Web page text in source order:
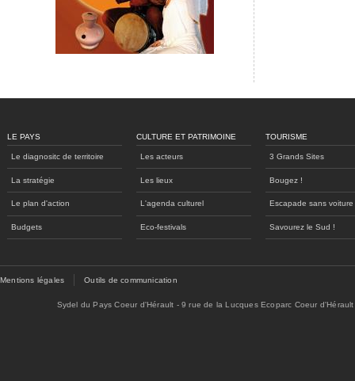
Compagnie ATIRDEL
LE PAYS
Le diagnositc de territoire
La stratégie
Le plan d'action
Budgets
CULTURE ET PATRIMOINE
Les acteurs
Les lieux
L'agenda culturel
Eco-festivals
TOURISME
3 Grands Sites
Bougez !
Escapade sans voiture
Savourez le Sud !
Mentions légales Outils de communication
Sydel du Pays Coeur d'Hérault - 9 rue de la Lucques Ecoparc Coeur